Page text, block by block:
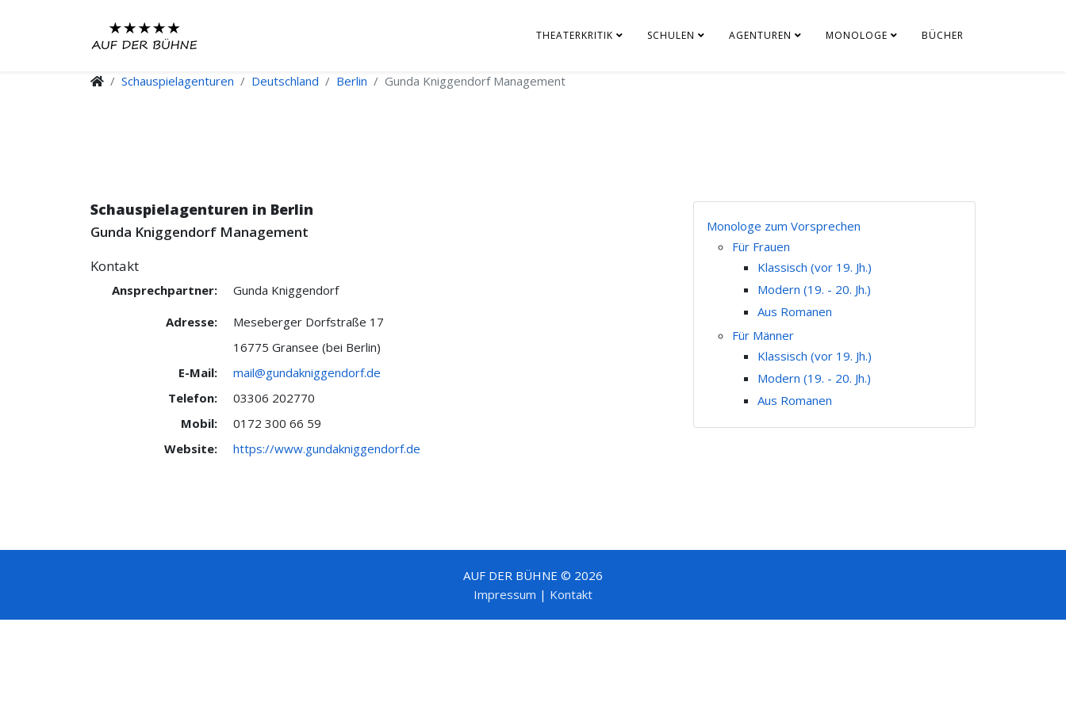
THEATERKRITIK SCHULEN AGENTUREN MONOLOGE BÜCHER
Schauspielagenturen Deutschland Berlin Gunda Kniggendorf Management
Schauspielagenturen in Berlin
Gunda Kniggendorf Management
Kontakt
Ansprechpartner:
Gunda Kniggendorf
Adresse:
Meseberger Dorfstraße 17
16775 Gransee (bei Berlin)
E-Mail:
mail@gundakniggendorf.de
Telefon:
03306 202770
Mobil:
0172 300 66 59
Website:
https://www.gundakniggendorf.de
Monologe zum Vorsprechen
Für Frauen
Klassisch (vor 19. Jh.)
Modern (19. - 20. Jh.)
Aus Romanen
Für Männer
Klassisch (vor 19. Jh.)
Modern (19. - 20. Jh.)
Aus Romanen
AUF DER BÜHNE © 2026
Impressum | Kontakt